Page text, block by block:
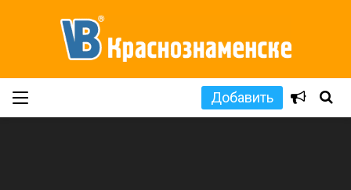
Добавить